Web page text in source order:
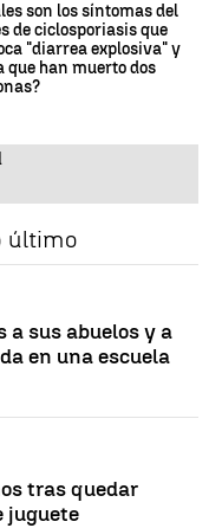
son los síntomas del
de ciclosporiasis que
"diarrea explosiva" y
que han muerto dos
último
sus abuelos y a
en una escuela
tras quedar
juguete